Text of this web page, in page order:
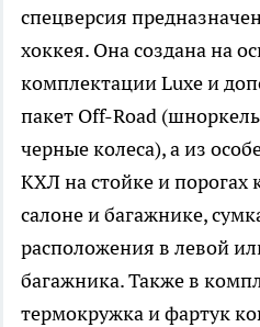
спецверсия
хоккея. Она создана на
комплектации Luxe и
пакет Off-Road
черные колеса), а из
КХЛ на стойке и порогах
салоне и багажнике,
расположения в левой
багажника. Также в
термокружка и фартук